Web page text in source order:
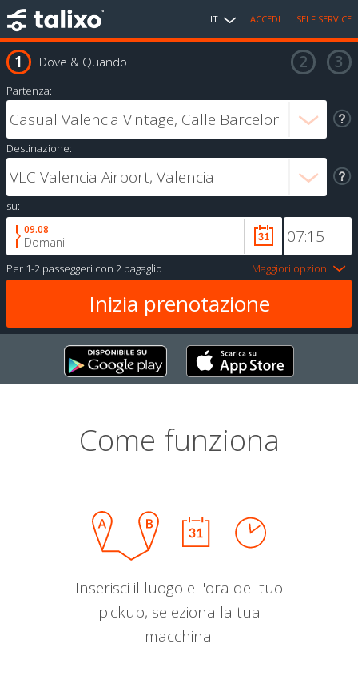
IT ACCEDI SELF SERVICE
Dove & Quando
Partenza:
Destinazione:
su:
09.08
Domani
Per 1-2 passeggeri con 2 bagaglio Maggiori opzioni
Come funziona
Inserisci il luogo e l'ora del tuo
pickup, seleziona la tua
macchina.